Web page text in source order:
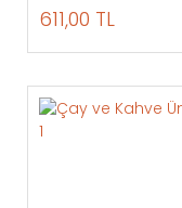
611,00 TL